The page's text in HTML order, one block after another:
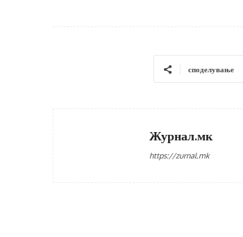
споделување
Журнал.мк
https://zurnal.mk